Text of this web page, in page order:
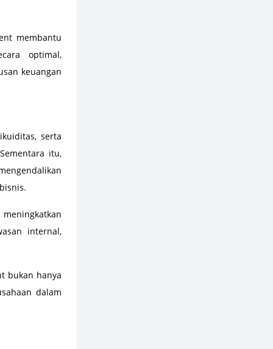
membantu
optimal,
keuangan
serta
itu,
internal,
bukan hanya
dalam